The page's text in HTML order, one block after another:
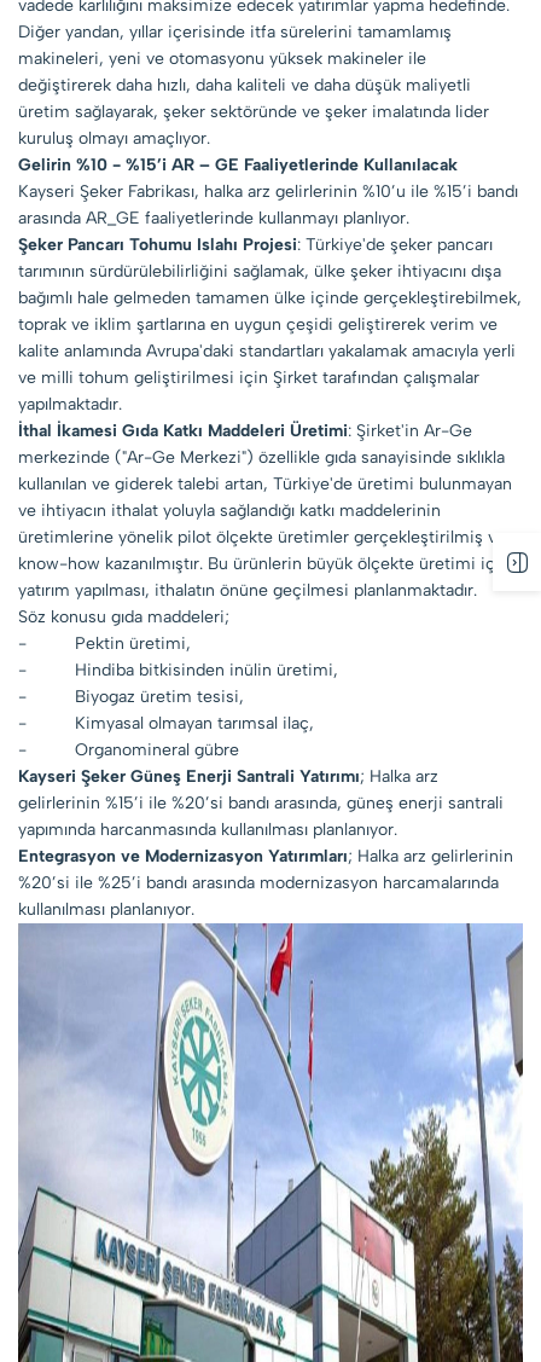
vadede karlılığını maksimize edecek yatırımlar yapma hedefinde.
Diğer yandan, yıllar içerisinde itfa sürelerini tamamlamış
makineleri, yeni ve otomasyonu yüksek makineler ile
değiştirerek daha hızlı, daha kaliteli ve daha düşük maliyetli
üretim sağlayarak, şeker sektöründe ve şeker imalatında lider
kuruluş olmayı amaçlıyor.
Gelirin %10 - %15’i AR – GE Faaliyetlerinde Kullanılacak
Kayseri Şeker Fabrikası, halka arz gelirlerinin %10’u ile %15’i bandı
arasında AR_GE faaliyetlerinde kullanmayı planlıyor.
Şeker Pancarı Tohumu Islahı Projesi: Türkiye'de şeker pancarı
tarımının sürdürülebilirliğini sağlamak, ülke şeker ihtiyacını dışa
bağımlı hale gelmeden tamamen ülke içinde gerçekleştirebilmek,
toprak ve iklim şartlarına en uygun çeşidi geliştirerek verim ve
kalite anlamında Avrupa'daki standartları yakalamak amacıyla yerli
ve milli tohum geliştirilmesi için Şirket tarafından çalışmalar
yapılmaktadır.
İthal İkamesi Gıda Katkı Maddeleri Üretimi: Şirket'in Ar-Ge
merkezinde ("Ar-Ge Merkezi") özellikle gıda sanayisinde sıklıkla
kullanılan ve giderek talebi artan, Türkiye'de üretimi bulunmayan
ve ihtiyacın ithalat yoluyla sağlandığı katkı maddelerinin
üretimlerine yönelik pilot ölçekte üretimler gerçekleştirilmiş ve
know-how kazanılmıştır. Bu ürünlerin büyük ölçekte üretimi için
yatırım yapılması, ithalatın önüne geçilmesi planlanmaktadır.
Söz konusu gıda maddeleri;
- Pektin üretimi,
- Hindiba bitkisinden inülin üretimi,
- Biyogaz üretim tesisi,
- Kimyasal olmayan tarımsal ilaç,
- Organomineral gübre
Kayseri Şeker Güneş Enerji Santrali Yatırımı; Halka arz
gelirlerinin %15’i ile %20’si bandı arasında, güneş enerji santrali
yapımında harcanmasında kullanılması planlanıyor.
Entegrasyon ve Modernizasyon Yatırımları; Halka arz gelirlerinin
%20’si ile %25’i bandı arasında modernizasyon harcamalarında
kullanılması planlanıyor.